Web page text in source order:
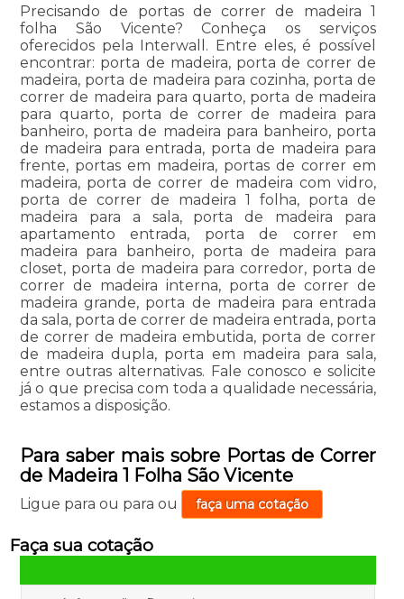
Precisando de portas de correr de madeira 1
folha São Vicente? Conheça os serviços
oferecidos pela Interwall. Entre eles, é possível
encontrar: porta de madeira, porta de correr de
madeira, porta de madeira para cozinha, porta de
correr de madeira para quarto, porta de madeira
para quarto, porta de correr de madeira para
banheiro, porta de madeira para banheiro, porta
de madeira para entrada, porta de madeira para
frente, portas em madeira, portas de correr em
madeira, porta de correr de madeira com vidro,
porta de correr de madeira 1 folha, porta de
madeira para a sala, porta de madeira para
apartamento entrada, porta de correr em
madeira para banheiro, porta de madeira para
closet, porta de madeira para corredor, porta de
correr de madeira interna, porta de correr de
madeira grande, porta de madeira para entrada
da sala, porta de correr de madeira entrada, porta
de correr de madeira embutida, porta de correr
de madeira dupla, porta em madeira para sala,
entre outras alternativas. Fale conosco e solicite
já o que precisa com toda a qualidade necessária,
estamos a disposição.
Para saber mais sobre Portas de Correr
de Madeira 1 Folha São Vicente
Ligue para ou para ou faça uma cotação
Faça sua cotação